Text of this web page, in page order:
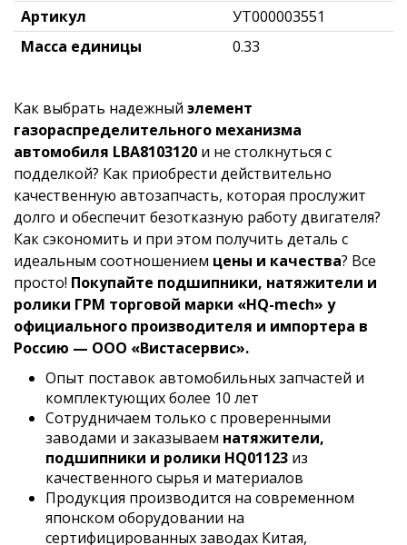
Артикул
УТ000003551
Масса единицы
0.33
Как выбрать надежный элемент
газораспределительного механизма
автомобиля LBA8103120 и не столкнуться с
подделкой? Как приобрести действительно
качественную автозапчасть, которая прослужит
долго и обеспечит безотказную работу двигателя?
Как сэкономить и при этом получить деталь с
идеальным соотношением цены и качества? Все
просто! Покупайте подшипники, натяжители и
ролики ГРМ торговой марки «HQ-mech» у
официального производителя и импортера в
Россию — ООО «Вистасервис».
Опыт поставок автомобильных запчастей и
комплектующих более 10 лет
Сотрудничаем только с проверенными
заводами и заказываем натяжители,
подшипники и ролики HQ01123 из
качественного сырья и материалов
Продукция производится на современном
японском оборудовании на
сертифицированных заводах Китая,